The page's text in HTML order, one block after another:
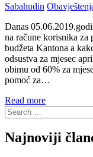
Sabahudin
Danas
na račune korisnika za
budžeta Kantona a
odsustva za mjesec
obimu od 60% za
pomoć za…
Read more
Najnoviji